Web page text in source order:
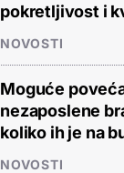
pokretljivost i
NOVOSTI
Moguće
nezaposlene
koliko ih je na
NOVOSTI